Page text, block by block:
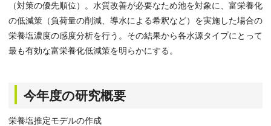
（対策の優先順位）。水質改善が必要なため池を対象に、富栄養化
の低減策（負荷量の削減、導水による希釈など）を実施した場合の
栄養塩濃度の感度分析を行う。その結果から各水源タイプにとって
最も有効な富栄養化低減策を明らかにする。
今年度の研究概要
栄養塩推定モデルの作成